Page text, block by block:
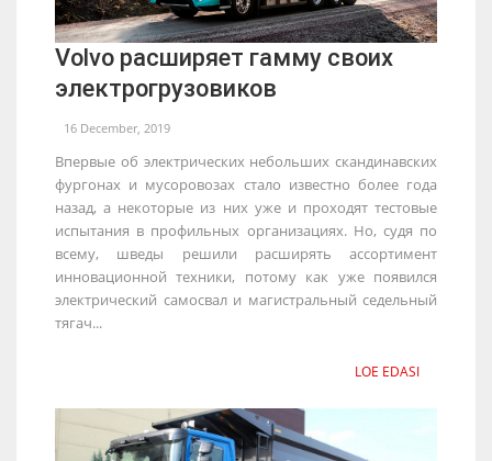
Volvo расширяет гамму своих
электрогрузовиков
16 December, 2019
Впервые об электрических небольших скандинавских
фургонах и мусоровозах стало известно более года
назад, а некоторые из них уже и проходят тестовые
испытания в профильных организациях. Но, судя по
всему, шведы решили расширять ассортимент
инновационной техники, потому как уже появился
электрический самосвал и магистральный седельный
тягач...
LOE EDASI